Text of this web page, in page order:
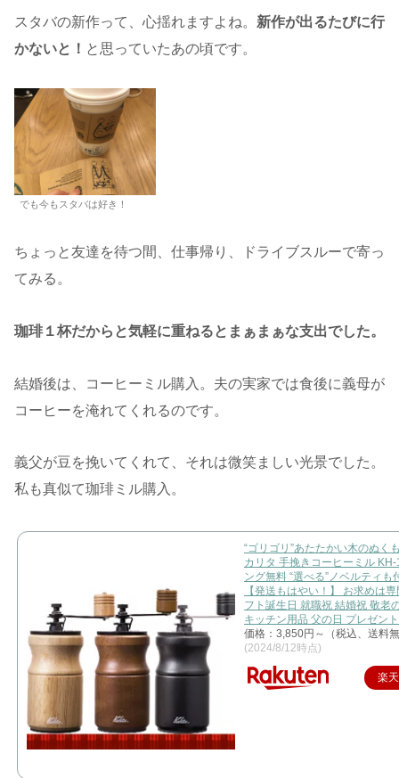
スタバの新作って、心揺れますよね。 新作が出るたびに行
かないと！ と思っていたあの頃です。
でも今もスタバは好き！
ちょっと友達を待つ間、仕事帰り、ドライブスルーで寄っ
てみる。
珈琲１杯だからと気軽に重ねるとまぁまぁな支出でした。
結婚後は、コーヒーミル購入。夫の実家では食後に義母が
コーヒーを淹れてくれるのです。
義父が豆を挽いてくれて、それは微笑ましい光景でした。
私も真似て珈琲ミル購入。
“ゴリゴリ”あたたかい木のぬく
カリタ 手挽きコーヒーミル
ング無料 “選べる”ノベルティも
【発送もはやい！】 お求めは
フト誕生日 就職祝 結婚祝 敬老
キッチン用品 父の日 プレゼント
価格：3,850円～（税込、送料
(2024/8/12時点)
楽